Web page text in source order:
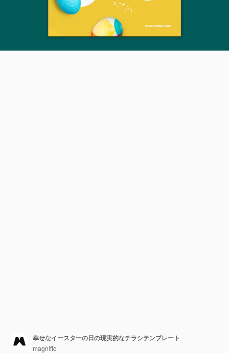
幸せなイースターの日の現実的なチラシテンプレート
magnific